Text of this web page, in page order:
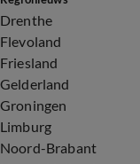
Drenthe
Flevoland
Friesland
Gelderland
Groningen
Limburg
Noord-Brabant